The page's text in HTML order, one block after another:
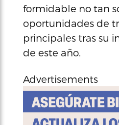
formidable no tan
oportunidades de
principales tras su
de este año.
Advertisements